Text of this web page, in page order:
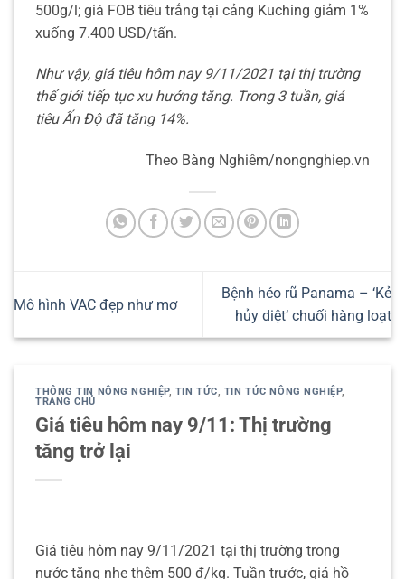
500g/l; giá FOB tiêu trắng tại cảng Kuching giảm 1%
xuống 7.400 USD/tấn.
Như vậy, giá tiêu hôm nay 9/11/2021 tại thị trường
thế giới tiếp tục xu hướng tăng. Trong 3 tuần, giá
tiêu Ấn Độ đã tăng 14%.
Theo Bàng Nghiêm/nongnghiep.vn
Mô hình VAC đẹp như mơ
Bệnh héo rũ Panama – ‘Kẻ
hủy diệt’ chuối hàng loạt
THÔNG TIN NÔNG NGHIỆP, TIN TỨC, TIN TỨC NÔNG NGHIỆP,
TRANG CHỦ
Giá tiêu hôm nay 9/11: Thị trường
tăng trở lại
Giá tiêu hôm nay 9/11/2021 tại thị trường trong
nước tăng nhẹ thêm 500 đ/kg. Tuần trước, giá hồ